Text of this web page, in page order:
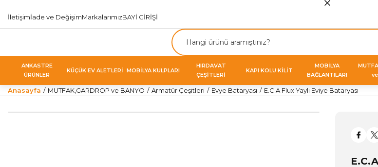
İletişimİade ve DeğişimMarkalarımızBAYİ GİRİŞİ
ANKASTRE
ÜRÜNLER
KÜÇÜK EV ALETLERİ MOBİLYA KULPLARI
HIRDAVAT
ÇEŞİTLERİ
KAPI KOLU KİLİT
MOBİLYA
BAĞLANTILARI
Anasayfa MUTFAK,GARDROP ve BANYO Armatür Çeşitleri Evye Bataryası E.C.A Flux Yaylı Eviye Bataryası